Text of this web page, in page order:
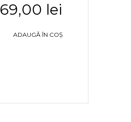
69,00 lei
ADAUGĂ ÎN COȘ